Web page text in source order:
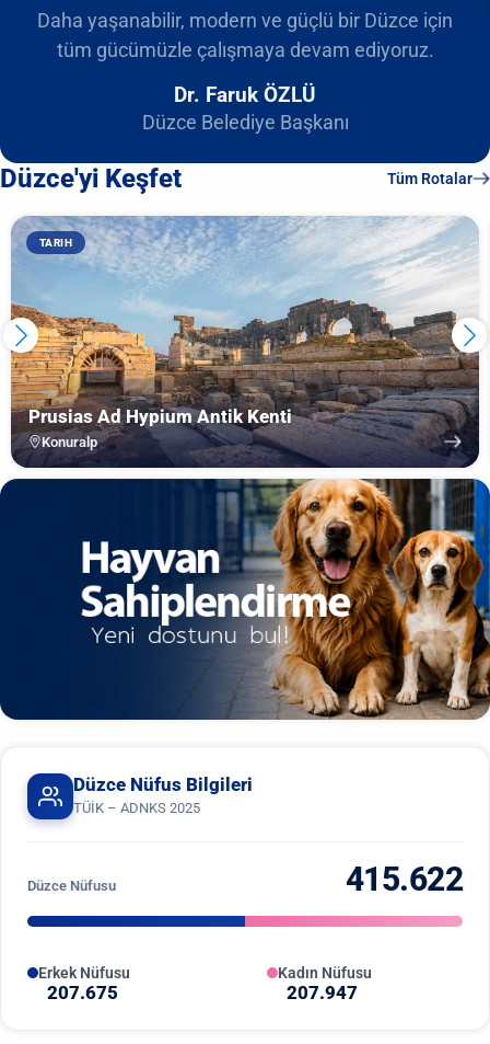
Daha yaşanabilir, modern ve güçlü bir Düzce için
tüm gücümüzle çalışmaya devam ediyoruz.
Dr. Faruk ÖZLÜ
Düzce Belediye Başkanı
Düzce'yi Keşfet Tüm Rotalar
TARIH
Prusias Ad Hypium Antik Kenti
Konuralp
Düzce Nüfus Bilgileri
TÜİK – ADNKS 2025
Düzce Nüfusu 415.622
Erkek Nüfusu
207.675
Kadın Nüfusu
207.947